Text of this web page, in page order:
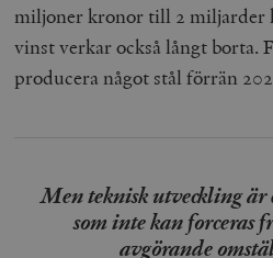
miljoner kronor till 2 miljarder
vinst verkar också långt borta.
producera något stål förrän
Men teknisk utveckling
som inte kan forceras
avgörande